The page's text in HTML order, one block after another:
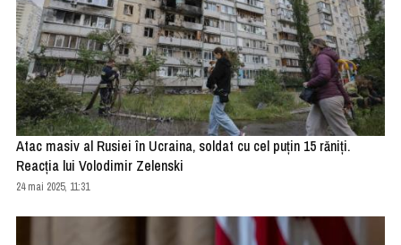
Atac masiv al Rusiei în Ucraina, soldat cu cel puțin 15 răniți.
Reacția lui Volodimir Zelenski
24 mai 2025, 11:31